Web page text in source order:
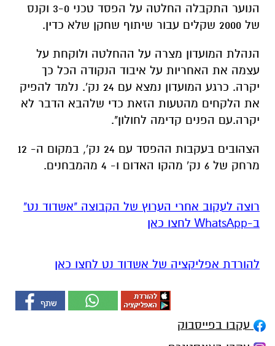
הנוער התקבלה החלטה על הפסד טכני 3-0 וקנס
של 2000 שקלים עבור שיתוף שחקן שלא כדין.
הנהלת המועדון מצרה על ההחלטה ולוקחת על
עצמה את האחריות על איבוד הנקודה הכל כך
יקרה. כרגע המועדון נמצא עם 24 נק'. נלמד להפיק
את הלקחים מהטעות הזאת כדי שלהבא הדבר לא
יקרה.עם הפנים קדימה לחולון".
הצהובים בעקבות ההפסד עם 24 נק', במקום ה- 12
מרחק של 6 נק' מהקו האדום ו- 4 מהמבחנים.
רוצה לעקוב אחרי הערוץ של הקבוצה "אשדוד נט"
ב-WhatsApp לחצו כאן
להורדת אפליקציה של אשדוד נט לחצו כאן
עקבו בפייסבוק